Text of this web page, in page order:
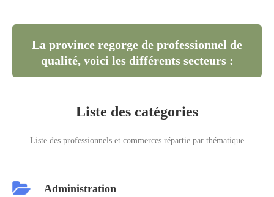
La province regorge de professionnel de
qualité, voici les différents secteurs :
Liste des catégories
Liste des professionnels et commerces répartie par thématique
Administration